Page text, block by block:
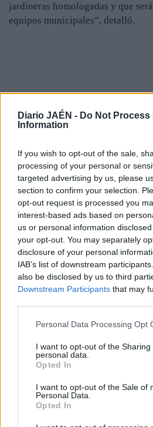
Diario JAÉN - Do Not Process
Information
If you wish to opt-out of the sale,
processing of your personal or
targeted advertising by us, please
section to confirm your selection.
opt-out request is processed you
interest-based ads based on
us or personal information
your opt-out. You may separately
disclosure of your personal
IAB’s list of downstream
also be disclosed by us to third
Downstream Participants that may
Personal Data Processing Opt
I want to opt-out of the Sharing
personal data.
Opted In
I want to opt-out of the Sale of
Personal Data.
Opted In
jardineras homologadas y que
equipos municipales”, detalló.